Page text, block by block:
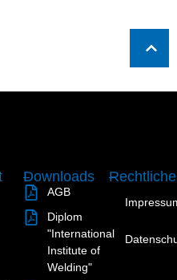
Downloads
AGB
Diplom
"International
Institute of
Welding"